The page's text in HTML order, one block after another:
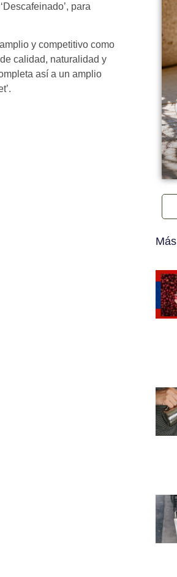
para
y competitivo como
calidad, naturalidad y
así a un amplio